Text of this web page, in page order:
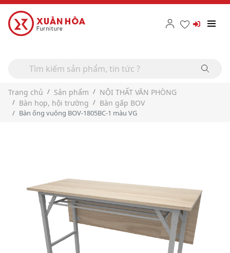
Trang chủ Sản phẩm
NỘI THẤT VĂN PHÒNG
Bàn họp, hội trường
Bàn gấp BOV
Bàn ống vuông BOV-1805BC-1 màu VG